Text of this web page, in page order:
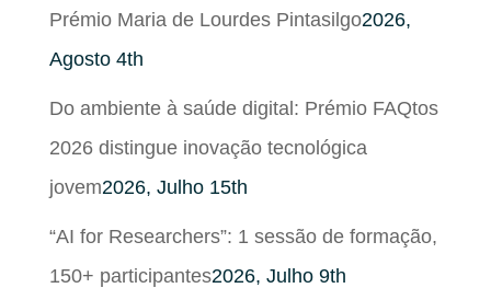
Prémio Maria de Lourdes Pintasilgo2026,
Agosto 4th
Do ambiente à saúde digital: Prémio FAQtos
2026 distingue inovação tecnológica
jovem2026, Julho 15th
“AI for Researchers”: 1 sessão de formação,
150+ participantes2026, Julho 9th